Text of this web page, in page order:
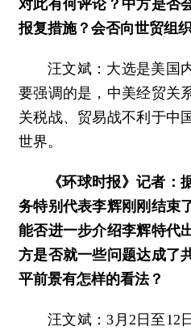
对此有何评论？中方是否
报复措施？会否向世贸组
汪文斌： 大选是美国
要强调的是，中美经贸关
关税战、贸易战不利于中
世界。
《环球时报》记者：
务特别代表李辉刚刚结束
能否进一步介绍李辉特代
方是否就一些问题达成了
平前景有怎样的看法？
汪文斌：3月2日至12